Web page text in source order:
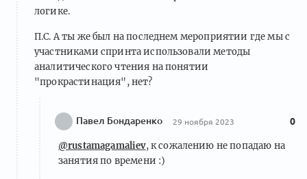
логике.
П.С. А ты же был на последнем мероприятии где мы с
участниками спринта использовали методы
аналитического чтения на понятии
"прокрастинация", нет?
Павел Бондаренко 29 ноября 2023 0
@rustamagamaliev, к сожалению не попадаю на
занятия по времени :)